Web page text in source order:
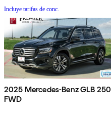
Incluye tarifas de conc.
2025 Mercedes-Benz GLB 250
FWD